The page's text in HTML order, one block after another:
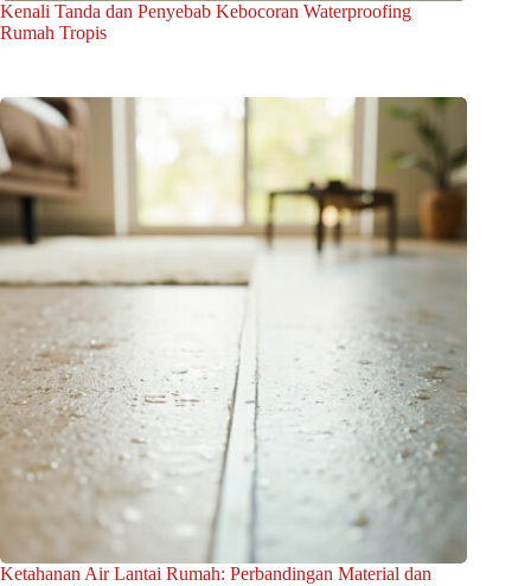
Kenali Tanda dan Penyebab Kebocoran Waterproofing
Rumah Tropis
Ketahanan Air Lantai Rumah: Perbandingan Material dan